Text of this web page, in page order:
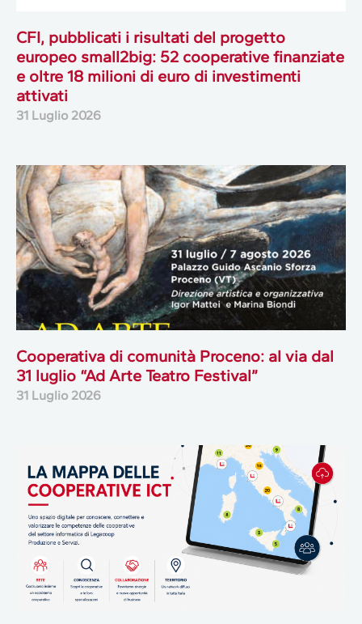
CFI, pubblicati i risultati del progetto
europeo small2big: 52 cooperative finanziate
e oltre 18 milioni di euro di investimenti
attivati
31 Luglio 2026
Cooperativa di comunità Proceno: al via dal
31 luglio “Ad Arte Teatro Festival”
31 Luglio 2026